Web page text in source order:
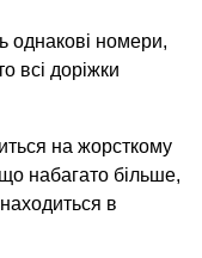
однакові номери,
всі доріжки
на жорсткому
набагато більше,
в